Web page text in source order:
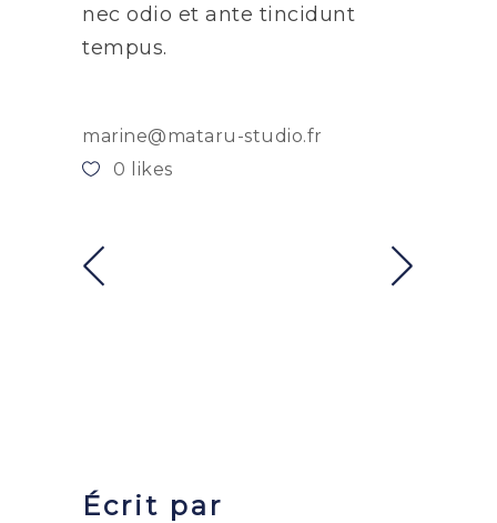
nec odio et ante tincidunt
tempus.
marine@mataru-studio.fr
0
likes
Écrit par